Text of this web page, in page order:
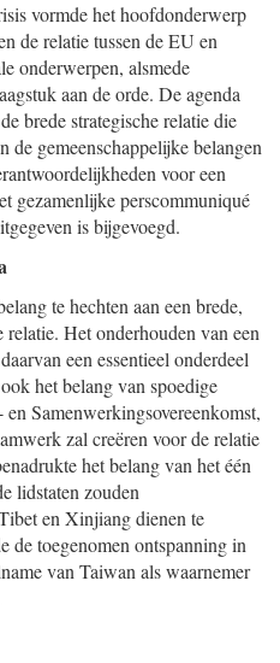
vormde het hoofdonderwerp
de relatie tussen de EU en
onderwerpen, alsmede
aan de orde. De agenda
brede strategische relatie die
de gemeenschappelijke belangen
voor een
gezamenlijke perscommuniqué
is bijgevoegd.
te hechten aan een brede,
Het onderhouden van een
een essentieel onderdeel
het belang van spoedige
Samenwerkingsovereenkomst,
zal creëren voor de relatie
het belang van het één
lidstaten zouden
en Xinjiang dienen te
de toegenomen ontspanning in
van Taiwan als waarnemer